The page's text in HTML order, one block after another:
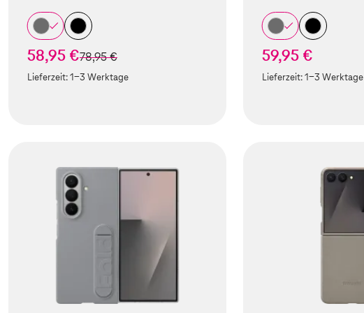
58,95 €statt
78,95 €
Lieferzeit:1-3 Werktage
59,95 €
Lieferzeit:1-3 Werktage